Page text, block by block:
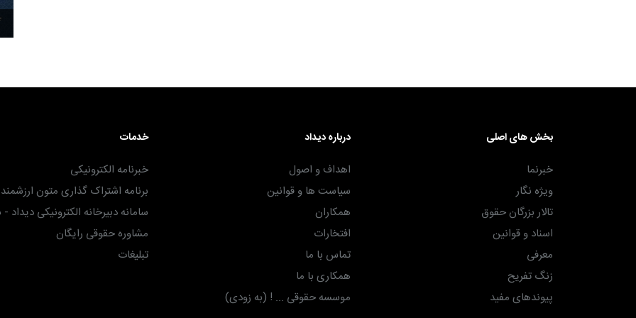
بخش های اصلی
خبرنما
ویژه نگار
تالار بزرگان حقوق
اسناد و قوانین
معرفی
زنگ تفریح
پیوندهای مفید
درباره دیداد
اهداف و اصول
سیاست ها و قوانین
همکاران
افتخارات
تماس با ما
همکاری با ما
موسسه حقوقی ... ! (به زودی)
خدمات
خبرنامه الکترونیکی
برنامه اشتراک گذاری متون
سامانه دبیرخانه الکترونیکی دیداد
مشاوره حقوقی رایگان
تبلیغات